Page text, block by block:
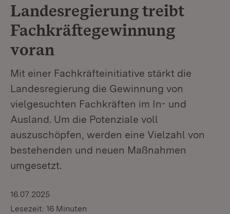
Landesregierung treibt
Fachkräftegewinnung
voran
Mit einer Fachkräfteinitiative stärkt die
Landesregierung die Gewinnung von
vielgesuchten Fachkräften im In- und
Ausland. Um die Potenziale voll
auszuschöpfen, werden eine Vielzahl von
bestehenden und neuen Maßnahmen
umgesetzt.
16.07.2025
Lesezeit: 16 Minuten